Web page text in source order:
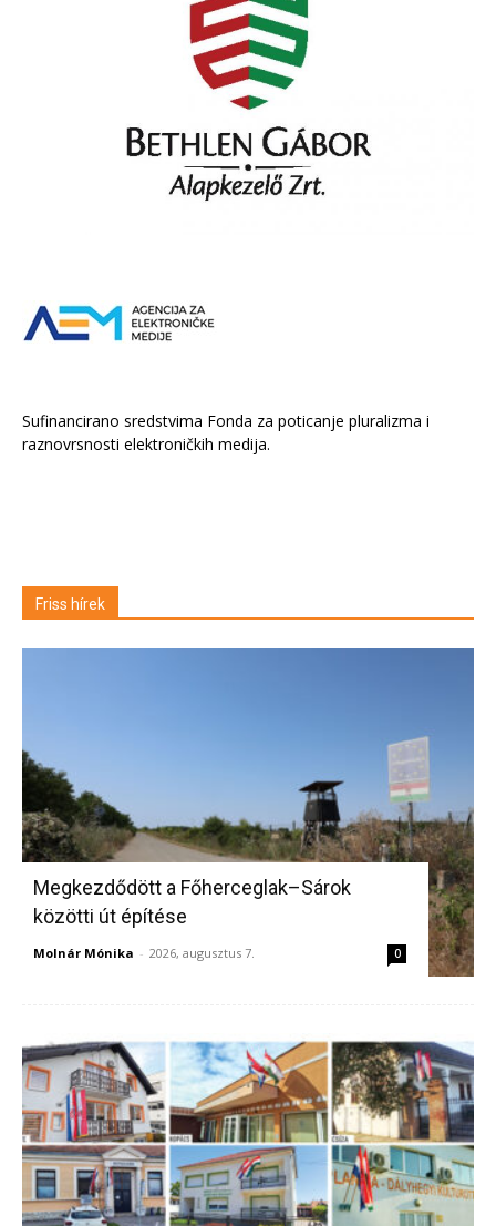
Sufinancirano sredstvima Fonda za poticanje pluralizma i
raznovrsnosti elektroničkih medija.
Friss hírek
Megkezdődött a Főherceglak–Sárok
közötti út építése
Molnár Mónika - 2026, augusztus 7. 0